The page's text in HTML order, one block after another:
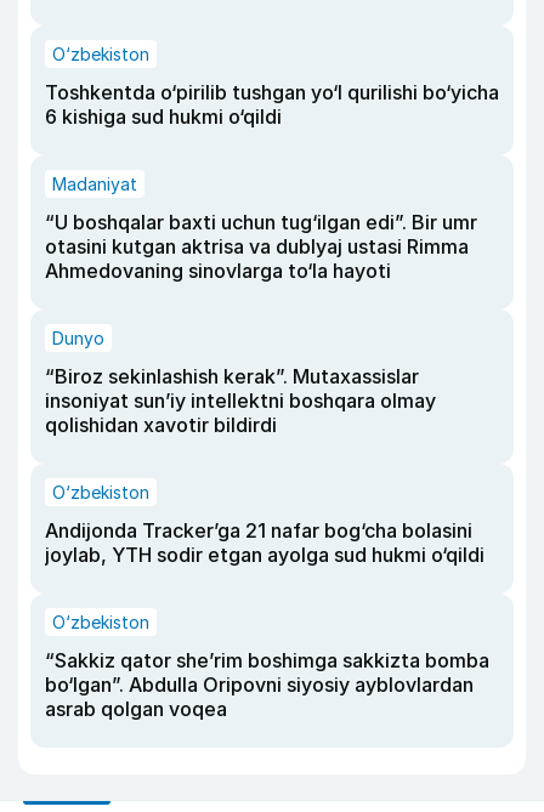
O‘zbekiston
Toshkentda o‘pirilib tushgan yo‘l qurilishi bo‘yicha
6 kishiga sud hukmi o‘qildi
Madaniyat
“U boshqalar baxti uchun tug‘ilgan edi”. Bir umr
otasini kutgan aktrisa va dublyaj ustasi Rimma
Ahmedovaning sinovlarga to‘la hayoti
Dunyo
“Biroz sekinlashish kerak”. Mutaxassislar
insoniyat sun’iy intellektni boshqara olmay
qolishidan xavotir bildirdi
O‘zbekiston
Andijonda Tracker’ga 21 nafar bog‘cha bolasini
joylab, YTH sodir etgan ayolga sud hukmi o‘qildi
O‘zbekiston
“Sakkiz qator she’rim boshimga sakkizta bomba
bo‘lgan”. Abdulla Oripovni siyosiy ayblovlardan
asrab qolgan voqea